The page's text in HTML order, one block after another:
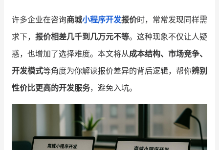
品牌消费观 行业报告
新零售资讯
培训课程
增长俱乐部 有赞商盟
许多企业在咨询商城小程序开发报价时，常常发现同样需
求下， 报价相差几千到几万元不等。这种现象不仅让人疑
惑，也增加了选择难度。本文将从成本结构、市场竞争、
开发模式等角度为你解读报价差异的背后逻辑，帮你辨别
性价比更高的开发服务，避免入坑。